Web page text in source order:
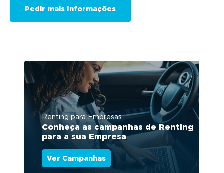
Renting para Empresas
Conheça as campanhas de Renting
para a sua Empresa
Ver Campanhas